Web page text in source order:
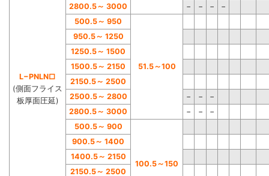
L−PNLN□
(側面フライス
板厚面圧延)
2800.5～ 3000 − − −
−
500.5～ 950
51.5～100
950.5～ 1250
1250.5～ 1500
1500.5～ 2150
2150.5～ 2500
2500.5～ 2800 − −
−
2800.5～ 3000 − −
−
500.5～ 900
100.5～150
900.5～ 1400
1400.5～ 2150
2150.5～ 2500